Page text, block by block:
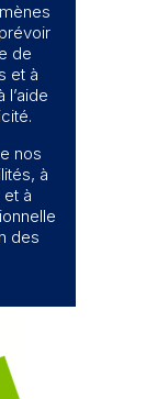
de
et à
nos
à
à
des